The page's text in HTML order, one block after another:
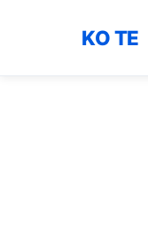
KO TE